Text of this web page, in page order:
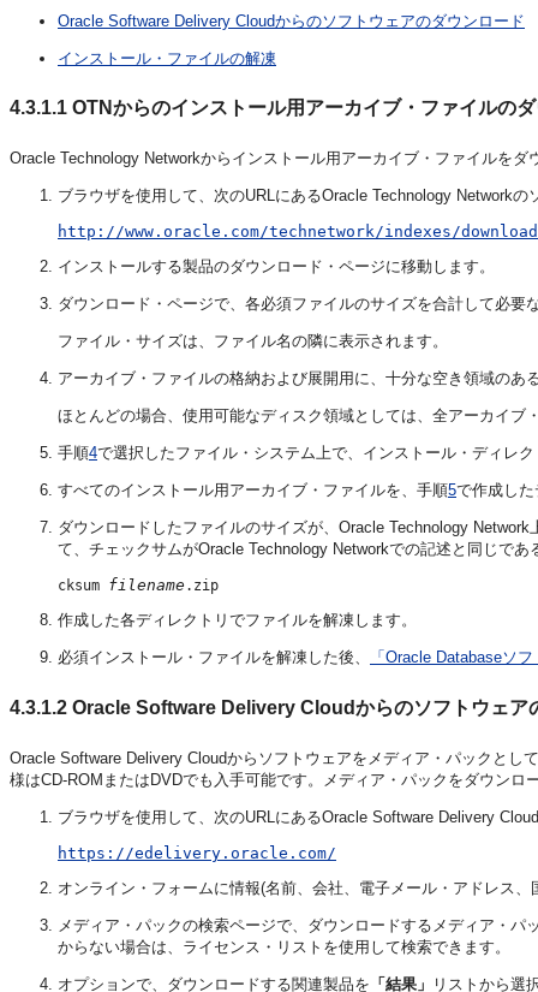
Oracle Software Delivery Cloudからのソフトウェアのダウンロード
インストール・ファイルの解凍
4.3.1.1 OTNからのインストール用アーカイブ・ファイルの
Oracle Technology Networkからインストール用アーカイブ・ファイルを
ブラウザを使用して、次のURLにあるOracle Technology Network
http://www.oracle.com/technetwork/indexes/
インストールする製品のダウンロード・ページに移動します。
ダウンロード・ページで、各必須ファイルのサイズを合計して必要
ファイル・サイズは、ファイル名の隣に表示されます。
アーカイブ・ファイルの格納および展開用に、十分な空き領域のあ
ほとんどの場合、使用可能なディスク領域としては、全アーカイブ
手順4で選択したファイル・システム上で、インストール・ディレ
すべてのインストール用アーカイブ・ファイルを、手順5で作成し
ダウンロードしたファイルのサイズが、Oracle Technology
て、チェックサムがOracle Technology Networkでの記述と同じであ
cksum filename
作成した各ディレクトリでファイルを解凍します。
必須インストール・ファイルを解凍した後、 「Oracle Databaseソ
4.3.1.2 Oracle Software Delivery Cloudからのソフトウェア
Oracle Software Delivery Cloudからソフトウェアをメディア・パックと
様はCD-ROMまたはDVDでも入手可能です。メディア・パックをダウンロ
ブラウザを使用して、次のURLにあるOracle Software Delivery
https://edelivery.oracle.com/
オンライン・フォームに情報(名前、会社、電子メール・アドレス
メディア・パックの検索ページで、ダウンロードするメディア・
からない場合は、ライセンス・リストを使用して検索できます。
オプションで、ダウンロードする関連製品を 「結果」 リストから選